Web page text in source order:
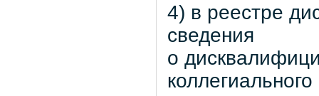
4) в реестре
сведения
о